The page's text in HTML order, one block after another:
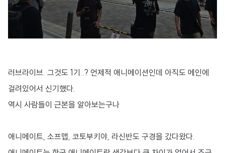
러브라이브. 그것도 1기..? 언제적 애니메이션인데 아직도 메인에
걸려있어서 신기했다.
역시 사람들이 근본을 알아보는구나
애니메이트, 소프맵, 코토부키야, 라신반도 구경을 갔다왔다.